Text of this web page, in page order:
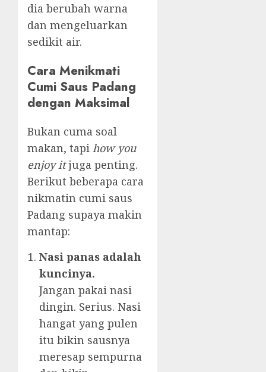
dia berubah warna
dan mengeluarkan
sedikit air.
Cara Menikmati
Cumi Saus Padang
dengan Maksimal
Bukan cuma soal
makan, tapi how you
enjoy itjuga penting.
Berikut beberapa cara
nikmatin cumi saus
Padang supaya makin
mantap:
Nasi panas adalah
kuncinya.
Jangan pakai nasi
dingin. Serius. Nasi
hangat yang pulen
itu bikin sausnya
meresap sempurna